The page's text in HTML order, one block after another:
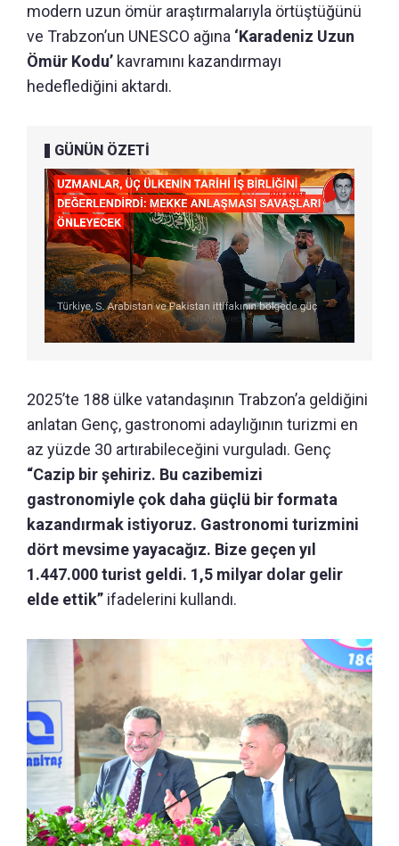
modern uzun ömür araştırmalarıyla örtüştüğünü
ve Trabzon’un UNESCO ağına ‘Karadeniz Uzun
Ömür Kodu’ kavramını kazandırmayı
hedeflediğini aktardı.
GÜNÜN ÖZETİ
2025’te 188 ülke vatandaşının Trabzon’a geldiğini
anlatan Genç, gastronomi adaylığının turizmi en
az yüzde 30 artırabileceğini vurguladı. Genç
“Cazip bir şehiriz. Bu cazibemizi
gastronomiyle çok daha güçlü bir formata
kazandırmak istiyoruz. Gastronomi turizmini
dört mevsime yayacağız. Bize geçen yıl
1.447.000 turist geldi. 1,5 milyar dolar gelir
elde ettik” ifadelerini kullandı.